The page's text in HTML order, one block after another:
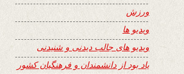
ورزش
ویدیو ها
ویدیو های جالب دیدنی و شنیدنی
یاد بود از دانشمندان و فرهنگیان کشور